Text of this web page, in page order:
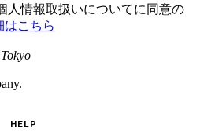
人情報取扱いについてに同意の
はこちら
HELP